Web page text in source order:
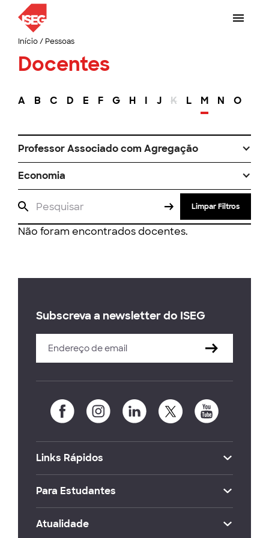
Início/ Pessoas
Docentes
A B C D E F G H I J K L M N O
Professor Associado com Agregação
Economia
Limpar Filtros
Não foram encontrados docentes.
Subscreva a newsletter do ISEG
Links Rápidos
Para Estudantes
Atualidade